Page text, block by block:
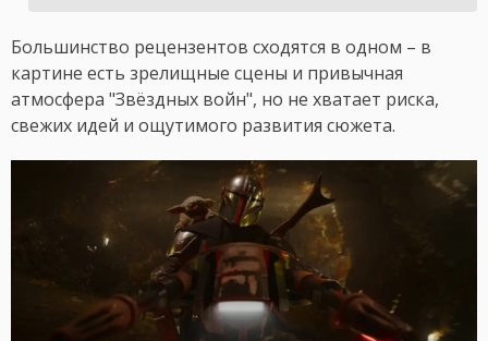
Большинство рецензентов сходятся в одном – в
картине есть зрелищные сцены и привычная
атмосфера "Звёздных войн", но не хватает риска,
свежих идей и ощутимого развития сюжета.